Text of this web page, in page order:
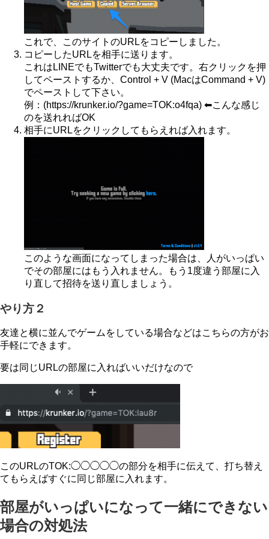
これで、このサイトのURLをコピーしました。
コピーしたURLを相手に送ります。
これはLINEでもTwitterでも大丈夫です。右クリックを押
してペーストするか、Control + V (MacはCommand + V)
でペーストして下さい。
例：(https://krunker.io/?game=TOK:o4fqa) ⬅︎こんな感じ
のを送れればOK
相手にURLをクリックしてもらえれば入れます。
このような画面になってしまった場合は、人がいっぱい
でその部屋にはもう入れません。もう1度違う部屋に入
り直して招待を送り直しましょう。
やり方２
友達と横に並んでゲームをしている場合などはこちらの方がお
手軽にできます。
要は同じURLの部屋に入ればいいだけなので
このURLのTOK:◯◯◯◯◯の部分を相手に伝えて、打ち替え
てもらえばすぐに同じ部屋に入れます。
部屋がいっぱいになって一緒にできない
場合の対処法